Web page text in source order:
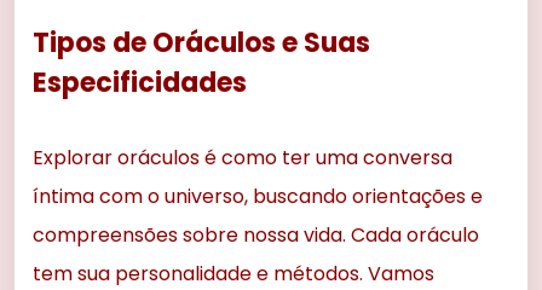
Tipos de Oráculos e Suas
Especificidades
Explorar oráculos é como ter uma conversa
íntima com o universo, buscando orientações e
compreensões sobre nossa vida. Cada oráculo
tem sua personalidade e métodos. Vamos